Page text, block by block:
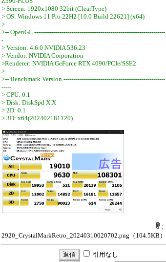
> Screen: 1920x1080 32bit (ClearType)
> OS: Windows 11 Pro 22H2 [10.0 Build 22621] (x64)
>
>-- OpenGL -------------------------------------------------------------------
-
> Version: 4.6.0 NVIDIA 536.23
> Vendor: NVIDIA Corporation
>Renderer: NVIDIA GeForce RTX 4090/PCIe/SSE2
>
>-- Benchmark Version ----------------------------------------------------
-----
> CPU: 0.1
> Disk: DiskSpd X.X
> 2D: 0.1
> 3D: x64(202402181120)
：
2920_CrystalMarkRetro_20240310020702.png （104.5KB）
引用なし